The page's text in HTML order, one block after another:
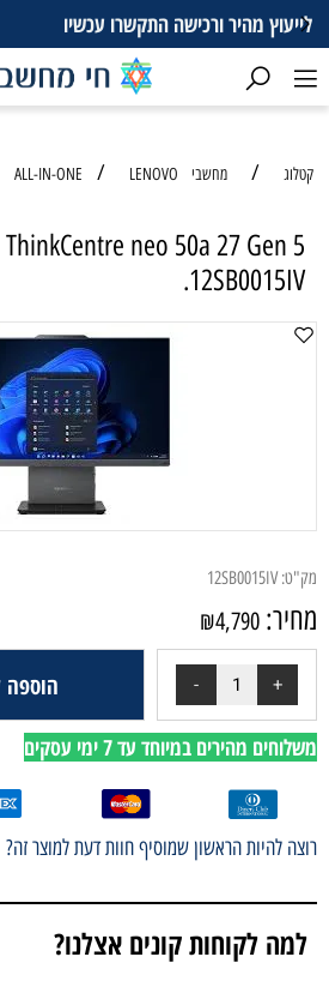
052-6869366
קטלוג / מחשבי ALL-IN-ONE / LENOVO
neo 50a 27 Gen 5
12SB0015IV.
מק"ט: 12SB0015IV
מחיר: ₪4,790
הוספה
משלוחים מהירים במיוחד עד 7 ימי עסקים
רוצה להיות הראשון שמוסיף חוות דעת למוצר זה?
למה לקוחות קונים אצלנו?